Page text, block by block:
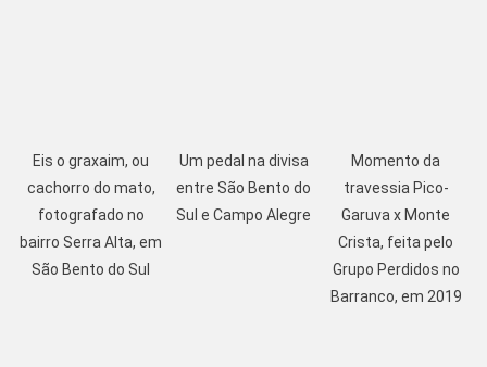
Eis o graxaim, ou
cachorro do mato,
fotografado no
bairro Serra Alta, em
São Bento do Sul
Um pedal na divisa
entre São Bento do
Sul e Campo Alegre
Momento da
travessia Pico-
Garuva x Monte
Crista, feita pelo
Grupo Perdidos no
Barranco, em 2019